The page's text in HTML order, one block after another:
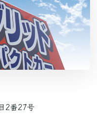
2番27号